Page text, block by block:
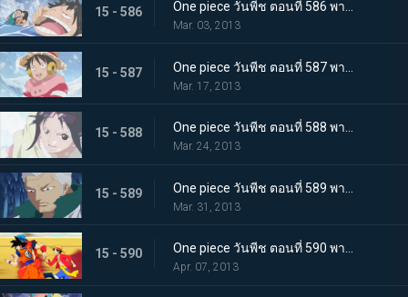
15 - 586
Mar. 03, 2013
15 - 587
Mar. 17, 2013
15 - 588
Mar. 24, 2013
15 - 589
Mar. 31, 2013
15 - 590 One piece วันพีช ตอนที่ 590 พากย์ไทย ตอนพิเศษ! การรวมตัวที่แข็งแกร่งที่สุดในประวัติศาสตร์ ปะทะ จอมตะกละแห่งท้องทะเล
Apr. 07, 2013